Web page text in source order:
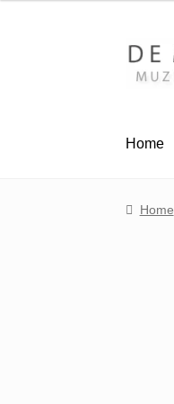
Ga
door
Ga
naar
Home
Home